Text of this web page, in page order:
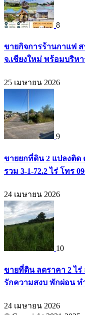
8
ขายกิจการร้านกาแฟ
จ.เชียงใหม่ พร้อมบริหา
25 เมษายน 2026
9
ขายยกที่ดิน 2 แปลงติด
รวม 3-1-72.2 ไร่ โทร
24 เมษายน 2026
10
ขายที่ดิน ลดราคา 2 ไ
รักความสงบ พักผ่อน ทำ
24 เมษายน 2026